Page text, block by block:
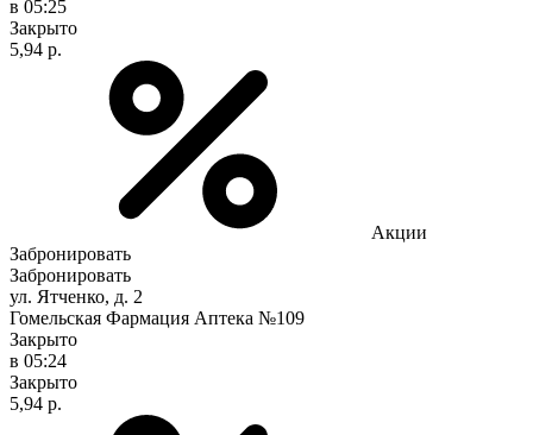
в 05:25
Закрыто
5,94 р.
Акции
Забронировать
Забронировать
ул. Ятченко, д. 2
Гомельская Фармация Аптека №109
Закрыто
в 05:24
Закрыто
5,94 р.